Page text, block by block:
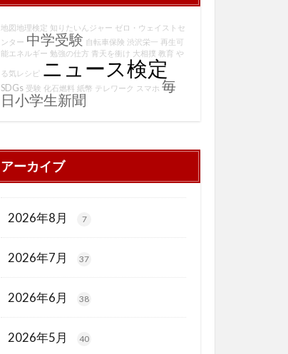
地図地理検定 知りたいんジャー ゼロ・ウェイストセ
ンター 中学受験 自転車保険 渋沢栄一 再生可
能エネルギー 勉強の仕方 青天を衝け 大相撲 教育 や
る気レシピ ニュース検定
SDGs 受験 化石燃料 紙幣 テレワーク スマホ 毎
日小学生新聞
アーカイブ
2026年8月 7
2026年7月 37
2026年6月 38
2026年5月 40